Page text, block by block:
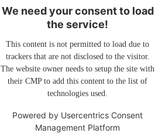
We need your consent to load
the service!
This content is not permitted to load due to
trackers that are not disclosed to the visitor.
The website owner needs to setup the site with
their CMP to add this content to the list of
technologies used.
Powered by Usercentrics Consent
Management Platform